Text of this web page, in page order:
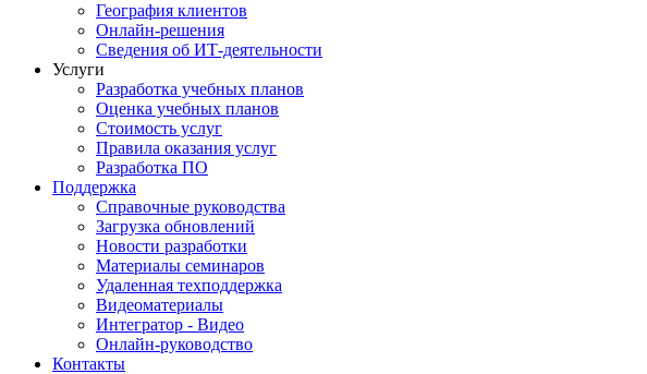
География клиентов
Онлайн-решения
Сведения об ИТ-деятельности
Услуги
Разработка учебных планов
Оценка учебных планов
Стоимость услуг
Правила оказания услуг
Разработка ПО
Поддержка
Справочные руководства
Загрузка обновлений
Новости разработки
Материалы семинаров
Удаленная техподдержка
Видеоматериалы
Интегратор - Видео
Онлайн-руководство
Контакты